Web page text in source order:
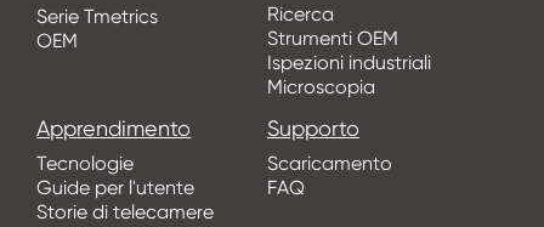
Serie Tmetrics
OEM
Ricerca
Strumenti OEM
Ispezioni industriali
Microscopia
Apprendimento
Tecnologie
Guide per l'utente
Storie di telecamere
Supporto
Scaricamento
FAQ